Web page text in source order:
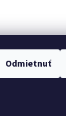
Odmietnuť